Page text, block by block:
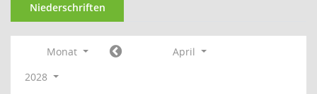
Niederschriften
Monat
April
2028